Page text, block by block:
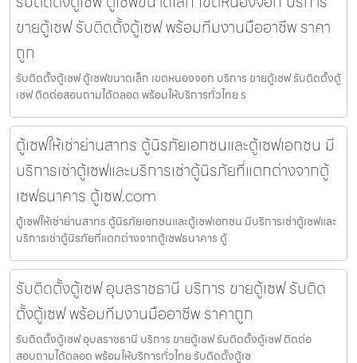
ขายตู้เซฟ รับติดตั้งตู้เซฟ พร้อมทีมงานมืออาชีพ ราคา
ถูก
รับติดตั้งตู้เซฟ ตู้เซฟขนาดเล็ก เขตหนองจอก บริการ ขายตู้เซฟ รับติดตั้งตู้
เซฟ ติดต่อสอบถามได้ตลอด พร้อมให้บริการทั่วไทย ร
ตู้เซฟให้เช่าย่านสาทร ตู้นิรภัยเอกชนและตู้เซฟเอกชน มี
บริการเช่าตู้เซฟและบริการเช่าตู้นิรภัยที่แตกต่างจากตู้
เซฟธนาคาร ตู้เซฟ.com
ตู้เซฟให้เช่าย่านสาทร ตู้นิรภัยเอกชนและตู้เซฟเอกชน มีบริการเช่าตู้เซฟและ
บริการเช่าตู้นิรภัยที่แตกต่างจากตู้เซฟธนาคาร ตู้
รับติดตั้งตู้เซฟ อุบลราชธานี บริการ ขายตู้เซฟ รับติด
ตั้งตู้เซฟ พร้อมทีมงานมืออาชีพ ราคาถูก
รับติดตั้งตู้เซฟ อุบลราชธานี บริการ ขายตู้เซฟ รับติดตั้งตู้เซฟ ติดต่อ
สอบถามได้ตลอด พร้อมให้บริการทั่วไทย รับติดตั้งตู้เซ